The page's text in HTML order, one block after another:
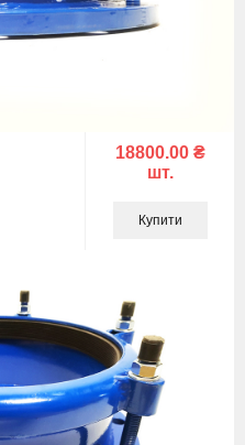
18800.00 ₴
шт.
Купити